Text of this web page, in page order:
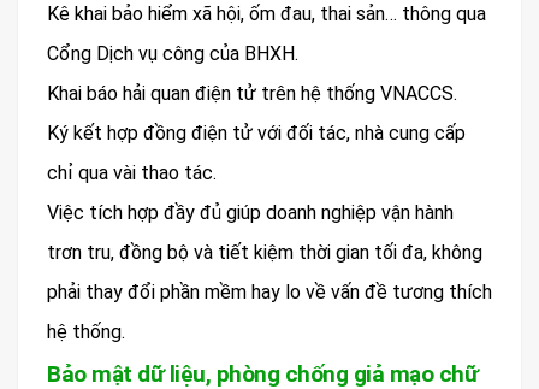
Kê khai bảo hiểm xã hội, ốm đau, thai sản… thông qua
Cổng Dịch vụ công của BHXH.
Khai báo hải quan điện tử trên hệ thống VNACCS.
Ký kết hợp đồng điện tử với đối tác, nhà cung cấp
chỉ qua vài thao tác.
Việc tích hợp đầy đủ giúp doanh nghiệp vận hành
trơn tru, đồng bộ và tiết kiệm thời gian tối đa, không
phải thay đổi phần mềm hay lo về vấn đề tương thích
hệ thống.
Bảo mật dữ liệu, phòng chống giả mạo chữ